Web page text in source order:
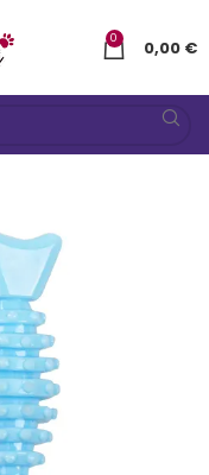
0 0,00 €